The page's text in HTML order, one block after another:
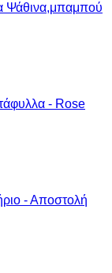
Ψάθινα,μπαμπού
- Rose
- Αποστολή